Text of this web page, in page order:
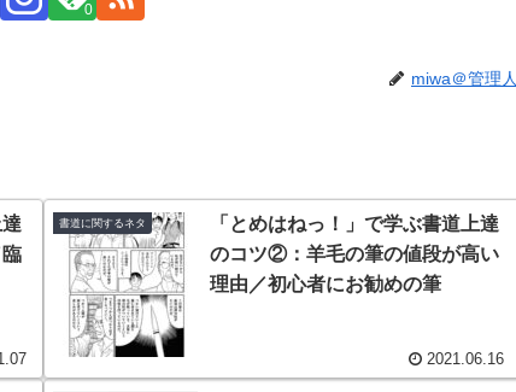
0
miwa＠管理人
書道に関するネタ
「とめはねっ！」で学ぶ書道上達
のコツ②：羊毛の筆の値段が高い
理由／初心者にお勧めの筆
2021.06.16